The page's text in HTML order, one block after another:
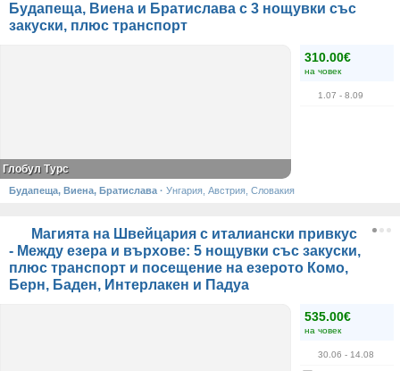
Будапеща, Виена и Братислава с 3 нощувки със
закуски, плюс транспорт
310.00€
на човек
1.07 - 8.09
Глобул Турс
Будапеща, Виена, Братислава · Унгария, Австрия, Словакия
Магията на Швейцария с италиански привкус
- Между езера и върхове: 5 нощувки със закуски,
плюс транспорт и посещение на езерото Комо,
Берн, Баден, Интерлакен и Падуа
535.00€
на човек
30.06 - 14.08